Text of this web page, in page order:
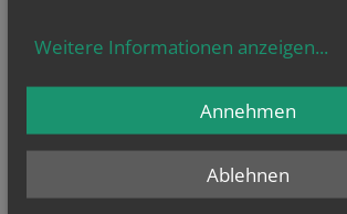
vorherige
Weitere Informationen anzeigen...
Ablehnen
Annehmen